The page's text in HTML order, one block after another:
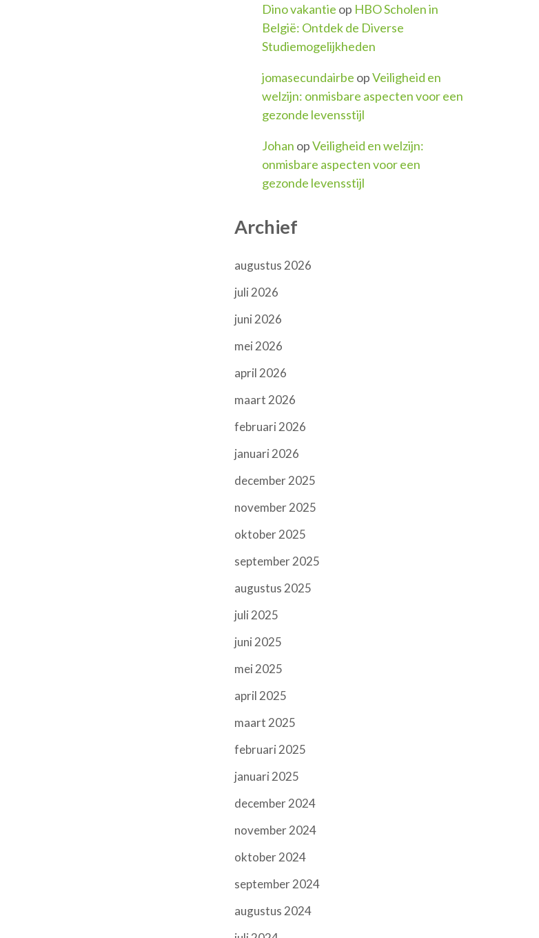
Dino vakantie op HBO Scholen in
België: Ontdek de Diverse
Studiemogelijkheden
jomasecundairbe opVeiligheid en
welzijn: onmisbare aspecten voor een
gezonde levensstijl
Johan opVeiligheid en welzijn:
onmisbare aspecten voor een
gezonde levensstijl
Archief
augustus 2026
juli 2026
juni 2026
mei 2026
april 2026
maart 2026
februari 2026
januari 2026
december 2025
november 2025
oktober 2025
september 2025
augustus 2025
juli 2025
juni 2025
mei 2025
april 2025
maart 2025
februari 2025
januari 2025
december 2024
november 2024
oktober 2024
september 2024
augustus 2024